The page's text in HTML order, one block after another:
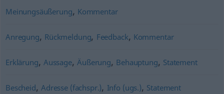
Meinungsäußerung, Kommentar
Anregung, Rückmeldung, Feedback, Kommentar
Erklärung, Aussage,Äußerung, Behauptung, Statement
Bescheid,Adresse (fachspr.), Info (ugs.), Statement